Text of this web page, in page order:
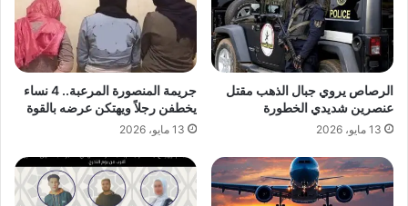
الرصاص يروي جبال الذهب مقتل
عنصرين شديدي الخطورة
13 مايو، 2026
جريمة المنصورة المرعبة.. 4 نساء
يخطفن رجلاً ويهتكن عرضه بالقوة
13 مايو، 2026